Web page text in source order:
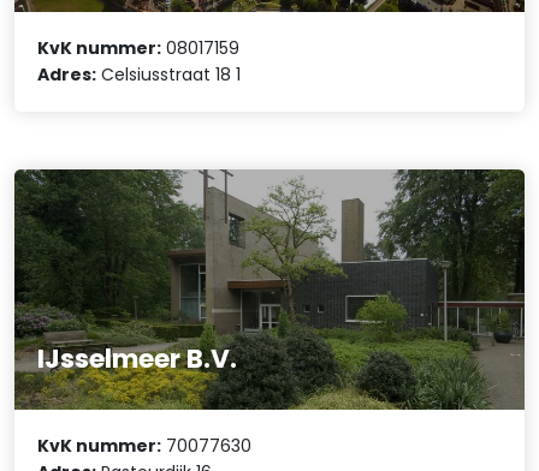
KvK nummer: 08017159
Adres: Celsiusstraat 18 1
IJsselmeer B.V.
KvK nummer: 70077630